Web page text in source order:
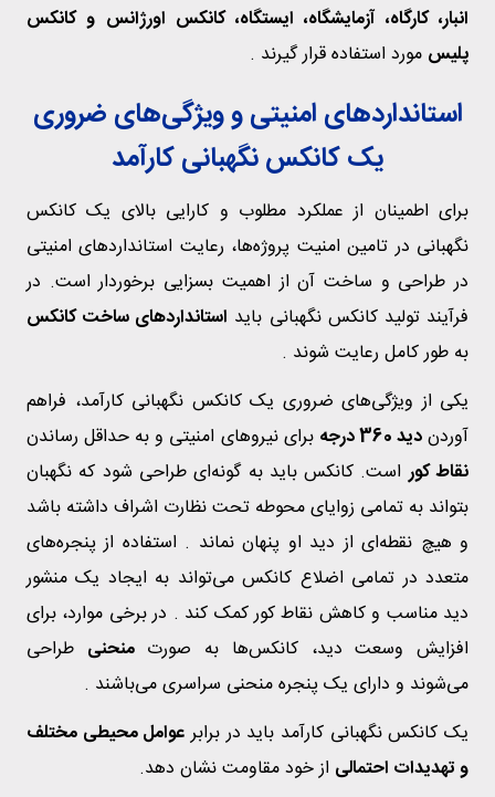
انبار، کارگاه، آزمایشگاه، ایستگاه، کانکس اورژانس و کانکس
پلیس مورد استفاده قرار گیرند .
استانداردهای امنیتی و ویژگی‌های ضروری
یک کانکس نگهبانی کارآمد
برای اطمینان از عملکرد مطلوب و کارایی بالای یک کانکس
نگهبانی در تامین امنیت پروژه‌ها، رعایت استانداردهای امنیتی
در طراحی و ساخت آن از اهمیت بسزایی برخوردار است. در
فرآیند تولید کانکس نگهبانی باید استانداردهای ساخت کانکس
به طور کامل رعایت شوند .
یکی از ویژگی‌های ضروری یک کانکس نگهبانی کارآمد، فراهم
آوردندید 360 درجه
برای نیروهای امنیتی و به حداقل رساندن
نقاط کوراست. کانکس باید به گونه‌ای طراحی شود که نگهبان
بتواند به تمامی زوایای محوطه تحت نظارت اشراف داشته باشد
و هیچ نقطه‌ای از دید او پنهان نماند . استفاده از پنجره‌های
متعدد در تمامی اضلاع کانکس می‌تواند به ایجاد یک منشور
دید مناسب و کاهش نقاط کور کمک کند . در برخی موارد، برای
افزایش وسعت دید، کانکس‌ها به صورتمنحنی طراحی
می‌شوند و دارای یک پنجره منحنی سراسری می‌باشند .
یک کانکس نگهبانی کارآمد باید در برابرعوامل محیطی مختلف
و تهدیدات احتمالی از خود مقاومت نشان دهد.